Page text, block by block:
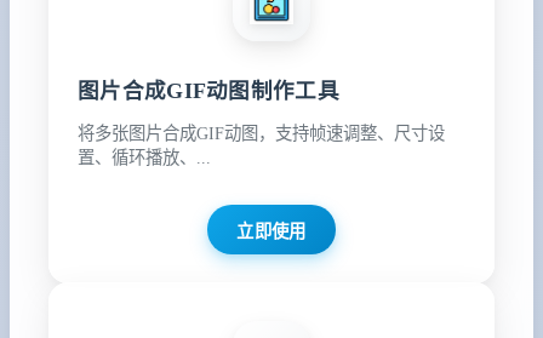
图片合成GIF动图制作工具
将多张图片合成GIF动图，支持帧速调整、尺寸设
置、循环播放、...
立即使用